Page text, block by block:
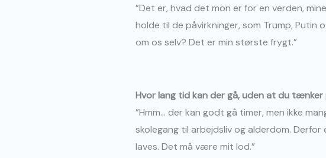
”Det er, hvad det mon er for en verden,
holde til de påvirkninger, som Trump, Putin
om os selv? Det er min største frygt.”
Hvor lang tid kan der gå, uden at du tænker
”Hmm… der kan godt gå timer, men ikke
skolegang til arbejdsliv og alderdom.
laves. Det må være mit lod.”